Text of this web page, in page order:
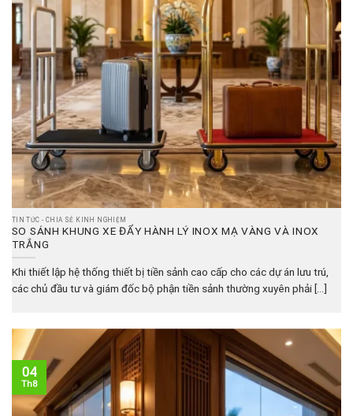
TIN TỨC - CHIA SẺ KINH NGHIỆM
SO SÁNH KHUNG XE ĐẨY HÀNH LÝ INOX MẠ VÀNG VÀ INOX
TRẮNG
Khi thiết lập hệ thống thiết bị tiền sảnh cao cấp cho các dự án lưu trú,
các chủ đầu tư và giám đốc bộ phận tiền sảnh thường xuyên phải [...]
04
Th8